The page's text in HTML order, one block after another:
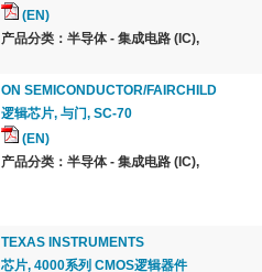
(EN)
产品分类：半导体 - 集成电路 (IC),
ON SEMICONDUCTOR/FAIRCHILD
逻辑芯片, 与门, SC-70
(EN)
产品分类：半导体 - 集成电路 (IC),
TEXAS INSTRUMENTS
芯片, 4000系列 CMOS逻辑器件